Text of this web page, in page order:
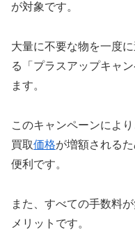
が対象です。
大量に不要な物を一度
る「プラスアップキャ
ます。
このキャンペーンによ
買取価格が増額される
便利です。
また、すべての手数料
メリットです。